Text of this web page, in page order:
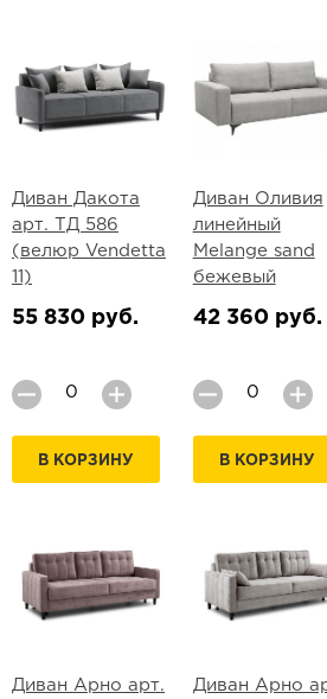
Диван Дакота
арт. ТД 586
(велюр Vendetta
11)
55 830 руб.
В КОРЗИНУ
Диван Оливия
линейный
Melange sand
бежевый
42 360 руб.
В КОРЗИНУ
Диван Арно арт.
Диван Арно